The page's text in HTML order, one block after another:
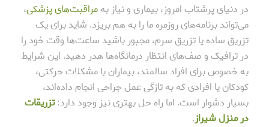
در دنیای پرشتاب امروز، بیماری و نیاز بهمراقبت‌های پزشکی،
می‌تواند برنامه‌های روزمره ما را به هم بریزد. شاید برای یک
تزریق ساده یا تزریق سرم، مجبور باشید ساعت‌ها وقت خود را
در ترافیک و صف‌های انتظار درمانگاه‌ها هدر دهید. این شرایط
به خصوص برای افراد سالمند، بیماران با مشکلات حرکتی،
کودکان یا افرادی که به تازگی عمل جراحی انجام داده‌اند،
بسیار دشوار است. اما راه حل بهتری نیز وجود دارد:تزریقات
در منزل شیراز.